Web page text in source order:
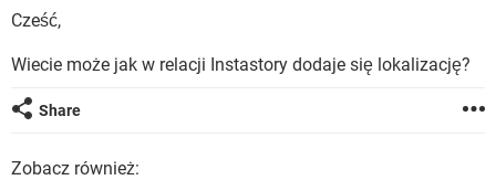
WINDOWS 10
GRY
SPOTIFY NETFLIX
INSTAGRAM
Cześć,
Wiecie może jak w relacji Instastory dodaje się lokalizację?
Share
Zobacz również: